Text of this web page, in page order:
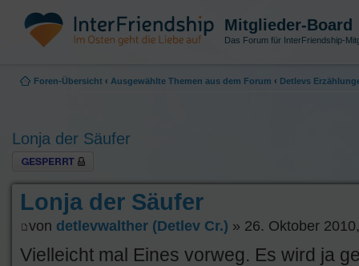
Mitglieder-Board
Das Forum für InterFriendship-
Foren-Übersicht ‹ Ausgewählte Themen aus dem Forum ‹ Detlevs
Lonja der Säufer
Thema gesperrt
Lonja der Säufer
von detlevwalther (Detlev Cr.) » 26. Oktober
Vielleicht mal Eines vorweg. Es wird ja